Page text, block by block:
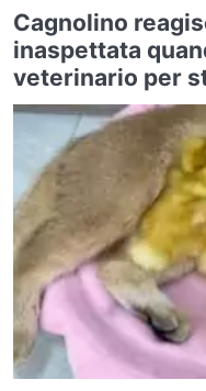
Cagnolino
inaspettata
veterinario per